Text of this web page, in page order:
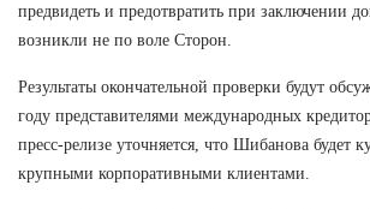
предвидеть и предотвратить при заключении
возникли не по воле Сторон.
Результаты окончательной проверки будут
году представителями международных
пресс-релизе уточняется, что Шибанова будет
крупными корпоративными клиентами.